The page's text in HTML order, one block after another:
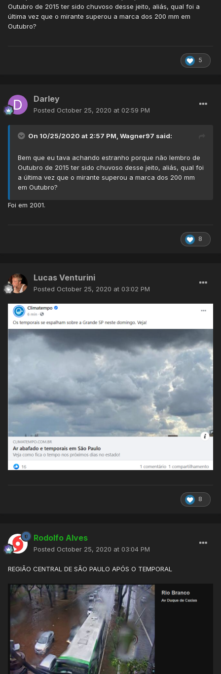
período.
Outubro de 2015 ter sido chuvoso desse jeito, aliás, qual foi a
última vez que o mirante superou a marca dos 200 mm em
Outubro?
5
Darley
Posted October 25, 2020 at 02:59 PM
On 10/25/2020 at 2:57 PM, Wagner97 said:
Bem que eu tava achando estranho porque não lembro de
Outubro de 2015 ter sido chuvoso desse jeito, aliás, qual foi
a última vez que o mirante superou a marca dos 200 mm
em Outubro?
Foi em 2001.
8
Lucas Venturini
Posted October 25, 2020 at 03:02 PM
8
Rodolfo Alves
Posted October 25, 2020 at 03:04 PM
REGIÃO CENTRAL DE SÃO PAULO APÓS O TEMPORAL